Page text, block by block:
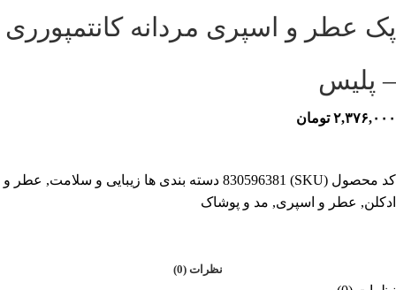
پک عطر و اسپری مردانه کانتمپورری
– پلیس
۲,۳۷۶,۰۰۰ تومان
کد محصول (SKU) 830596381 دسته بندی ها زیبایی و سلامت, عطر و
ادکلن, عطر و اسپری, مد و پوشاک
نظرات (0)